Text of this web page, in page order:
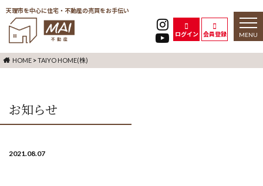
天理市を中心に住宅・不動産の売買をお手伝い
ログイン 会員登録
toggle
HOME >TAIYO HOME(株)
お知らせ
2021.08.07